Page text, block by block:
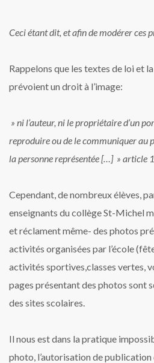
Ceci étant dit, et afin de modérer ces
Rappelons que les textes de loi et
prévoient un droit à l’image:
» ni l’auteur, ni le propriétaire d’un
reproduire ou de le communiquer au
la personne représentée […] » article
Cependant, de nombreux élèves,
enseignants du collège St-Michel
et réclament même- des photos
activités organisées par l’école
activités sportives,classes vertes,
pages présentant des photos sont
des sites scolaires.
Il nous est dans la pratique
photo, l’autorisation de publication